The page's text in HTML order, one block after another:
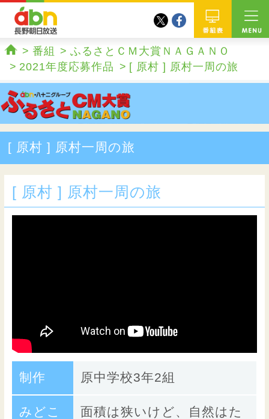
twitterfacebook
ホーム
番組
ふるさとＣＭ大賞ＮＡＧＡＮＯ
2021年度応募作品
[ 原村 ] 原村一周の旅
[ 原村 ] 原村一周の旅
[ 原村 ] 原村一周の旅
制作 原中学校3年2組
みどこ
面積は狭いけど、自然はた